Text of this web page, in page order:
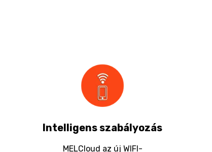
Intelligens szabályozás
MELCloud az új WIFI-